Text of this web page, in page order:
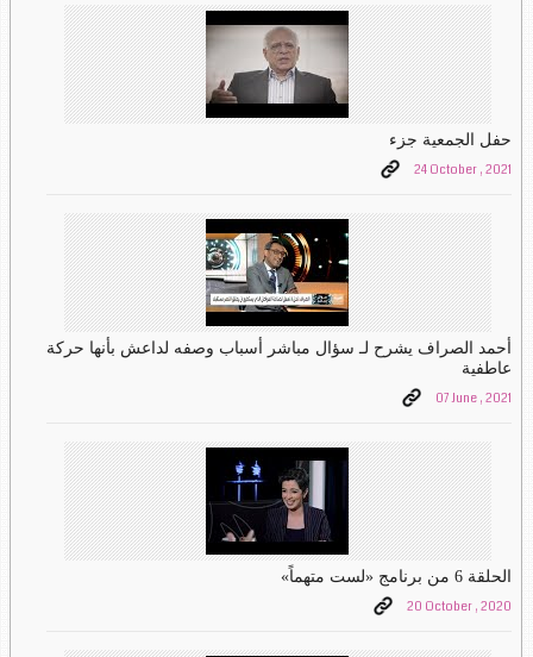
حفل الجمعية جزء
24 October , 2021
أحمد الصراف يشرح لـ سؤال مباشر أسباب وصفه لداعش بأنها حركة
عاطفية
07 June , 2021
الحلقة 6 من برنامج «لست متهماً»
20 October , 2020